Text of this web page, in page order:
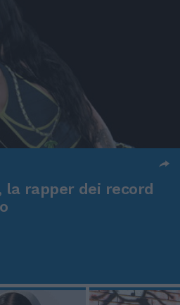
la rapper dei record